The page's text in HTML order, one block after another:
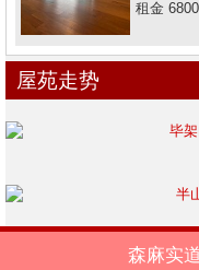
租金
屋苑走势
森麻实